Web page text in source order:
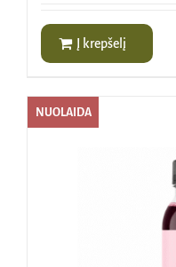
12,00€.
Į krepšelį
NUOLAIDA